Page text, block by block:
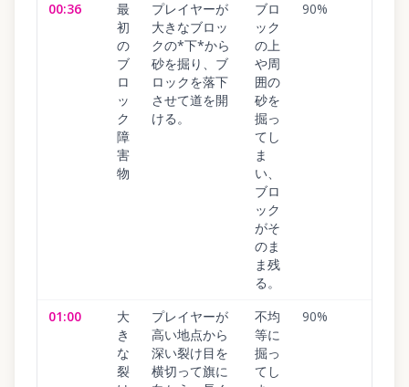
00:36
最
初
の
ブ
ロ
ッ
ク
障
害
物
プレイヤーが
大きなブロッ
クの*下*から
砂を掘り、ブ
ロックを落下
させて道を開
ける。
ブロ
ック
の上
や周
囲の
砂を
掘っ
てし
ま
い、
ブロ
ック
がそ
のま
ま残
る。
90%
01:00
大
き
な
裂
プレイヤーが
高い地点から
深い裂け目を
横切って旗に
不均
等に
掘っ
てし
90%